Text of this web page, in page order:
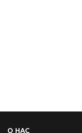
О НАС